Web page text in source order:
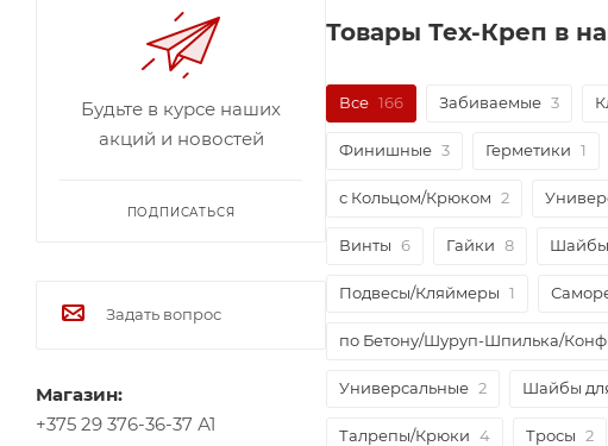
Товары Тех-Креп в
Все 166 Забиваемые 3
Финишные 3 Герметики 1
с Кольцом/Крюком 2
Винты 6 Гайки 8 Шайбы
Подвесы/Кляймеры 1
по Бетону/Шуруп-Шпилька/
Универсальные 2 Шайбы
Талрепы/Крюки 4 Тросы 2
Будьте в курсе наших
акций и новостей
ПОДПИСАТЬСЯ
Задать вопрос
Магазин:
+375 29 376-36-37 А1